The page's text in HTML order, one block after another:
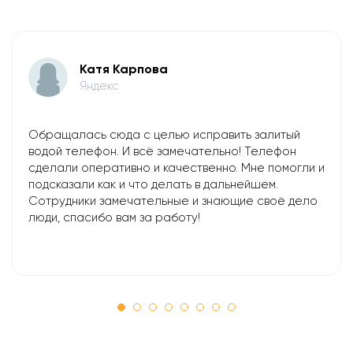
Катя Карпова
Яндекс
Обращалась сюда с целью исправить залитый
водой телефон. И всё замечательно! Телефон
сделали оперативно и качественно. Мне помогли и
подсказали как и что делать в дальнейшем.
Сотрудники замечательные и знающие своё дело
люди, спасибо вам за работу!